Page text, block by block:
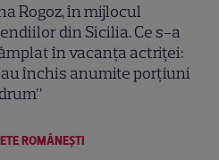
Rogoz, în mijlocul
din Sicilia. Ce s-a
în vacanța actriței:
au închis anumite porțiuni
ROMÂNEŞTI